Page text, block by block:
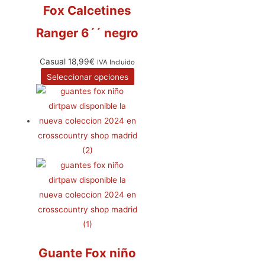
Fox Calcetines
Ranger 6´´ negro
Casual18,99€ IVA Incluido
Seleccionar opciones
Guante Fox niño